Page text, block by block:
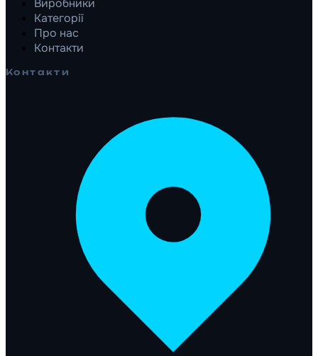
Виробники
Категорії
Про нас
Контакти
Контакти